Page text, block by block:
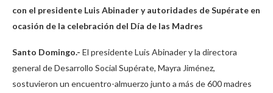
con el presidente Luis Abinader y autoridades de Supérate en
ocasión de la celebración del Día de las Madres
Santo Domingo.- El presidente Luis Abinader y la directora
general de Desarrollo Social Supérate, Mayra Jiménez,
sostuvieron un encuentro-almuerzo junto a más de 600 madres